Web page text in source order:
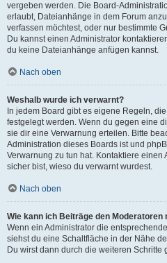
vergeben werden. Die Board-
erlaubt, Dateianhänge in dem Forum
verfassen möchtest, oder nur bestimmte
Du kannst einen Administrator
du keine Dateianhänge anfügen kannst.
Nach oben
Weshalb wurde ich verwarnt?
In jedem Board gibt es eigene Regeln,
festgelegt werden. Wenn du gegen eine
sie dir eine Verwarnung erteilen. Bitte
Administration dieses Boards ist und
Verwarnung zu tun hat. Kontaktiere einen
sicher bist, wieso du verwarnt wurdest.
Nach oben
Wie kann ich Beiträge den Moderatoren
Wenn ein Administrator die
siehst du eine Schaltfläche in der Nähe
Du wirst dann durch die weiteren Schritte